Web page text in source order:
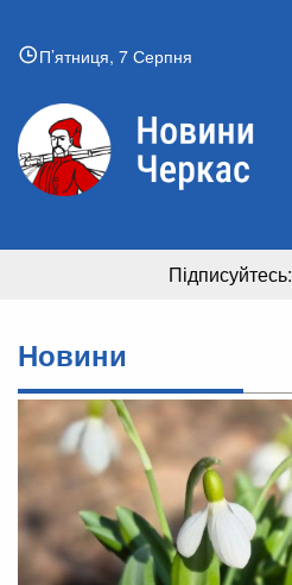
П’ятниця, 7 Серпня
Підписуйтесь:
Новини